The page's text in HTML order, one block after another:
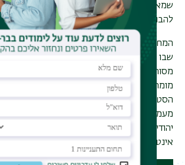
שמאפשר לכל סטודנט וסטודנטית למצוא את
להבנת הזהות היהודית במלוא מורכבותה
המחלקה לפילוסופיה יהודית בבר-אילן היא
שבו ניתן לחוות את השיח הפילוסופי היהודי מכל
מסורתיות וחידוש, מחקר ויישום, עיון ומעשה.
מומחים מובילים בתחומם, המעניקים ליווי אישי
הסטודנטים לפתח חשיבה פילוסופית מקורית
מעמיק. בנוסף, המחלקה מציעה תכנית ייחודית
יהודית-חברתית, המעודדת מעורבות ועשייה
אינטגרלי מהלימודים.